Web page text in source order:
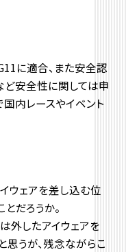
に適合、また安全認
ど安全性に関しては申
内レースやイベント
ウェアを差し込む位
だろうか。
外したアイウェアを
思うが、残念ながらこ